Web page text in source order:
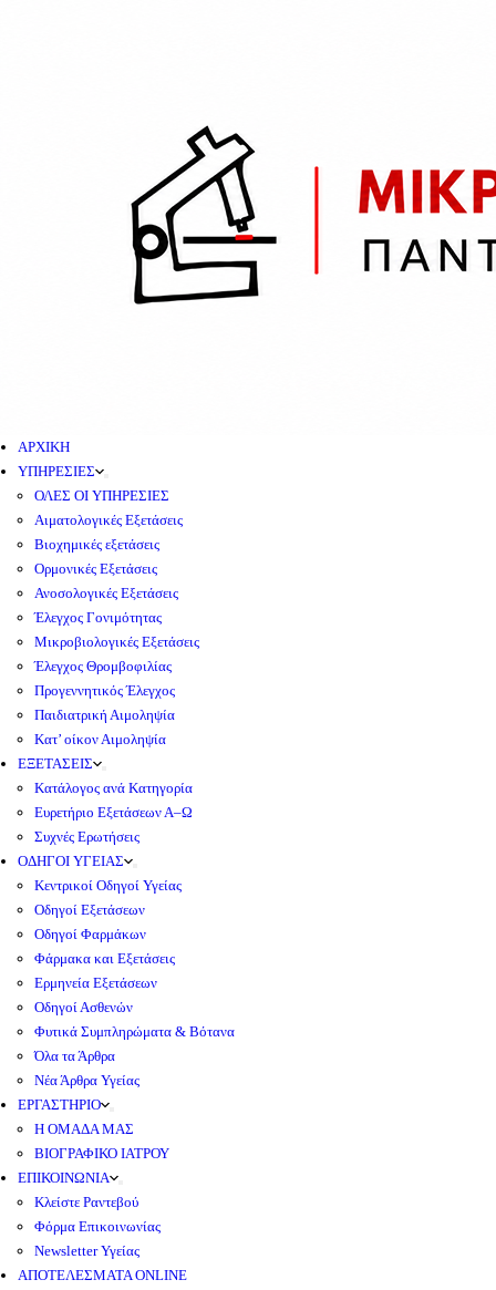
ΑΡΧΙΚΗ
ΥΠΗΡΕΣΙΕΣ
ΟΛΕΣ ΟΙ ΥΠΗΡΕΣΙΕΣ
Αιματολογικές Εξετάσεις
Βιοχημικές εξετάσεις
Ορμονικές Εξετάσεις
Ανοσολογικές Εξετάσεις
Έλεγχος Γονιμότητας
Μικροβιολογικές Εξετάσεις
Έλεγχος Θρομβοφιλίας
Προγεννητικός Έλεγχος
Παιδιατρική Αιμοληψία
Κατ’ οίκον Αιμοληψία
ΕΞΕΤΑΣΕΙΣ
Κατάλογος ανά Κατηγορία
Ευρετήριο Εξετάσεων Α–Ω
Συχνές Ερωτήσεις
ΟΔΗΓΟΙ ΥΓΕΙΑΣ
Κεντρικοί Οδηγοί Υγείας
Οδηγοί Εξετάσεων
Οδηγοί Φαρμάκων
Φάρμακα και Εξετάσεις
Ερμηνεία Εξετάσεων
Οδηγοί Ασθενών
Φυτικά Συμπληρώματα & Βότανα
Όλα τα Άρθρα
Νέα Άρθρα Υγείας
ΕΡΓΑΣΤΗΡΙΟ
Η ΟΜΑΔΑ ΜΑΣ
ΒΙΟΓΡΑΦΙΚΟ ΙΑΤΡΟΥ
ΕΠΙΚΟΙΝΩΝΙΑ
Κλείστε Ραντεβού
Φόρμα Επικοινωνίας
Newsletter Υγείας
ΑΠΟΤΕΛΕΣΜΑΤΑ ONLINE